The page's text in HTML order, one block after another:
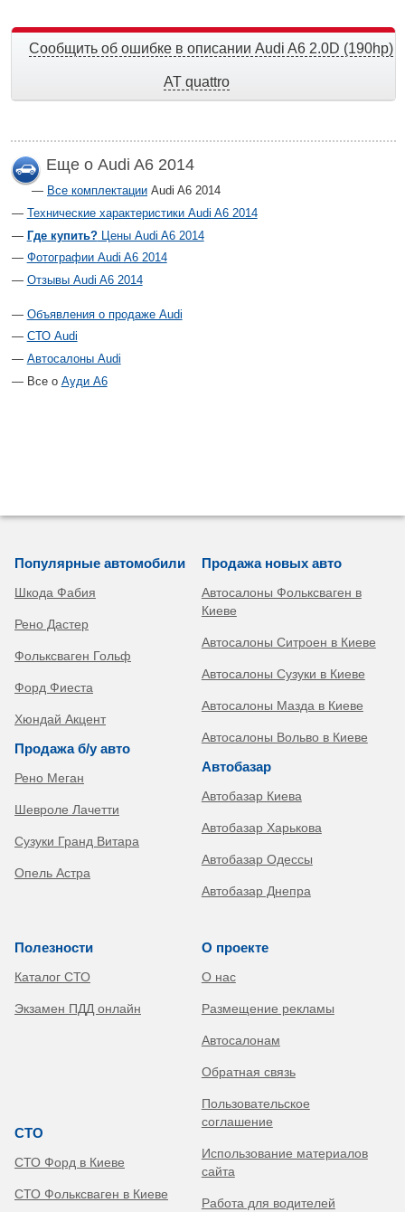
Сообщить об ошибке в описании Audi A6 2.0D (190hp)
AT quattro
Еще о Audi A6 2014
Все комплектации Audi A6 2014
Технические характеристики Audi A6 2014
Где купить?Цены Audi A6 2014
Фотографии Audi A6 2014
Отзывы Audi A6 2014
Объявления о продаже Audi
СТО Audi
Автосалоны Audi
Все о Ауди А6
Популярные автомобили
Шкода Фабия
Рено Дастер
Фольксваген Гольф
Форд Фиеста
Хюндай Акцент
Продажа б/у авто
Рено Меган
Шевроле Лачетти
Сузуки Гранд Витара
Опель Астра
Продажа новых авто
Автосалоны Фольксваген в
Киеве
Автосалоны Ситроен в Киеве
Автосалоны Сузуки в Киеве
Автосалоны Мазда в Киеве
Автосалоны Вольво в Киеве
Автобазар
Автобазар Киева
Автобазар Харькова
Автобазар Одессы
Автобазар Днепра
Полезности
Каталог СТО
Экзамен ПДД онлайн
СТО
СТО Форд в Киеве
СТО Фольксваген в Киеве
О проекте
О нас
Размещение рекламы
Автосалонам
Обратная связь
Пользовательское
соглашение
Использование материалов
сайта
Работа для водителей